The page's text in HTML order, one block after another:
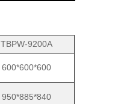
TBPW-9200A
600*600*600
950*885*840